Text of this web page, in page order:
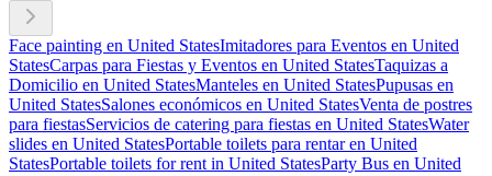
Face painting en United StatesImitadores para Eventos en United
StatesCarpas para Fiestas y Eventos en United StatesTaquizas a
Domicilio en United StatesManteles en United StatesPupusas en
United StatesSalones económicos en United StatesVenta de postres
para fiestasServicios de catering para fiestas en United StatesWater
slides en United StatesPortable toilets para rentar en United
StatesPortable toilets for rent in United StatesParty Bus en United